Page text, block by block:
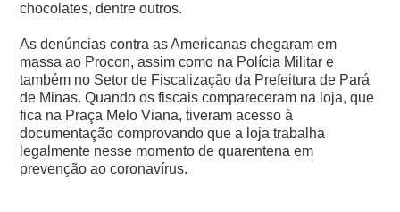
chocolates, dentre outros.
As denúncias contra as Americanas chegaram em
massa ao Procon, assim como na Polícia Militar e
também no Setor de Fiscalização da Prefeitura de Pará
de Minas.Quando os fiscais compareceram na loja, que
fica na Praça Melo Viana, tiveram acesso à
documentação comprovando que a loja trabalha
legalmente nesse momento de quarentena em
prevenção ao coronavírus.